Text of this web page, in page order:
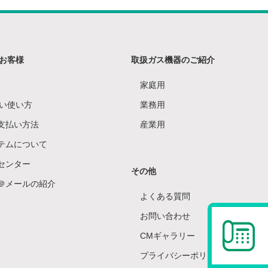
客様
使い方
払い方法
ムについて
ンター
メールの紹介
取扱ガス機器のご紹介
家庭用
業務用
産業用
その他
よくある質問
お問い合わせ
CMギャラリー
プライバシーポリシー